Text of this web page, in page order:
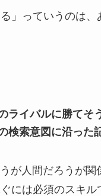
る」っていうのは
ライバルに勝てそ
検索意図に沿った
が人間だろうが関
には必須のスキル